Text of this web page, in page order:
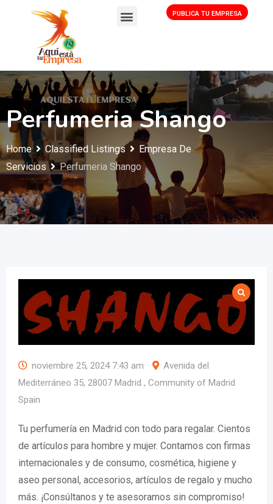
PUBLICA TU EMPRESA
Perfumeria Shango
Home Classified Listings
Empresa De
Servicios
Perfumeria Shango
noviembre 25, 2024 7:43 am
Avenida del
Mediterráneo 35, 28007 Madrid , Community of Madrid
Spain
Tu perfumería en Madrid con todo para regalar. Cientos
de artículos para hombre y mujer. Contamos con firmas
internacionales y de consumo, cosmética, higiene y
aseo personal, accesorios, artículos de regalo y mucho
más. ¡Consúltanos y te asesoramos sin compromiso!